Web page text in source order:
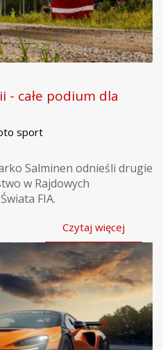
- całe podium dla
sport
Salminen odnieśli drugie
w Rajdowych
FIA.
Czytaj więcej